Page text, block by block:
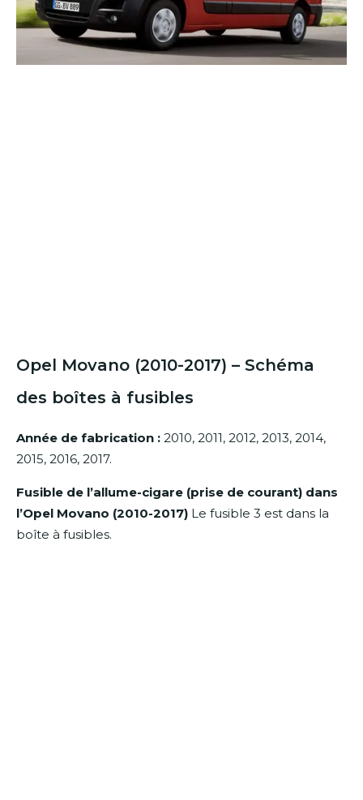
Opel Movano (2010-2017) – Schéma
des boîtes à fusibles
Année de fabrication : 2010, 2011, 2012, 2013, 2014,
2015, 2016, 2017.
Fusible de l’allume-cigare (prise de courant) dans
l’Opel Movano (2010-2017) Le fusible 3 est dans la
boîte à fusibles.